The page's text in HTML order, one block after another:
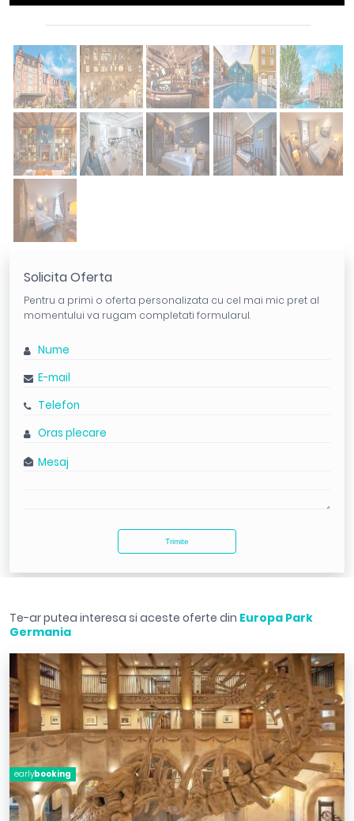
Solicita Oferta
Pentru a primi o oferta personalizata cu cel mai mic pret al
momentului va rugam completati formularul.
Te-ar putea interesa si aceste oferte din Europa Park
Germania
earlybooking